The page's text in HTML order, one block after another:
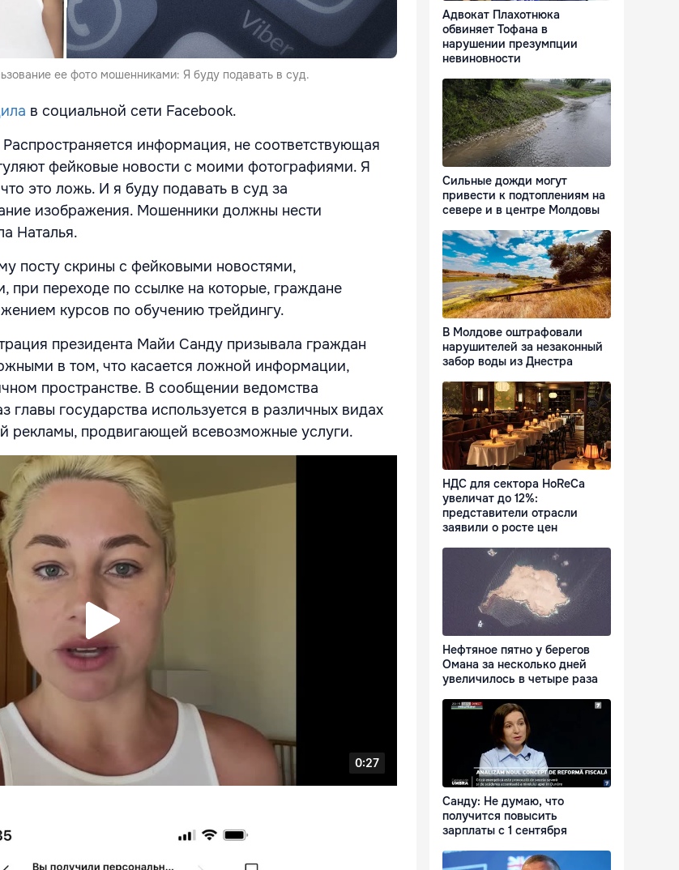
ее фото мошенниками: Я буду подавать в суд.
в социальной сети Facebook.
Распространяется информация, не соответствующая
фейковые новости с моими фотографиями. Я
это ложь. И я буду подавать в суд за
изображения. Мошенники должны нести
Наталья.
посту скрины с фейковыми новостями,
при переходе по ссылке на которые, граждане
курсов по обучению трейдингу.
президента Майи Санду призывала граждан
в том, что касается ложной информации,
пространстве. В сообщении ведомства
главы государства используется в различных видах
рекламы, продвигающей всевозможные услуги.
Адвокат Плахотнюка
обвиняет Тофана в
нарушении презумпции
невиновности
Сильные дожди могут
привести к подтоплениям на
севере и в центре Молдовы
В Молдове оштрафовали
нарушителей за незаконный
забор воды из Днестра
НДС для сектора HoReCa
увеличат до 12%:
представители отрасли
заявили о росте цен
Нефтяное пятно у берегов
Омана за несколько дней
увеличилось в четыре раза
Санду: Не думаю, что
получится повысить
зарплаты с 1 сентября